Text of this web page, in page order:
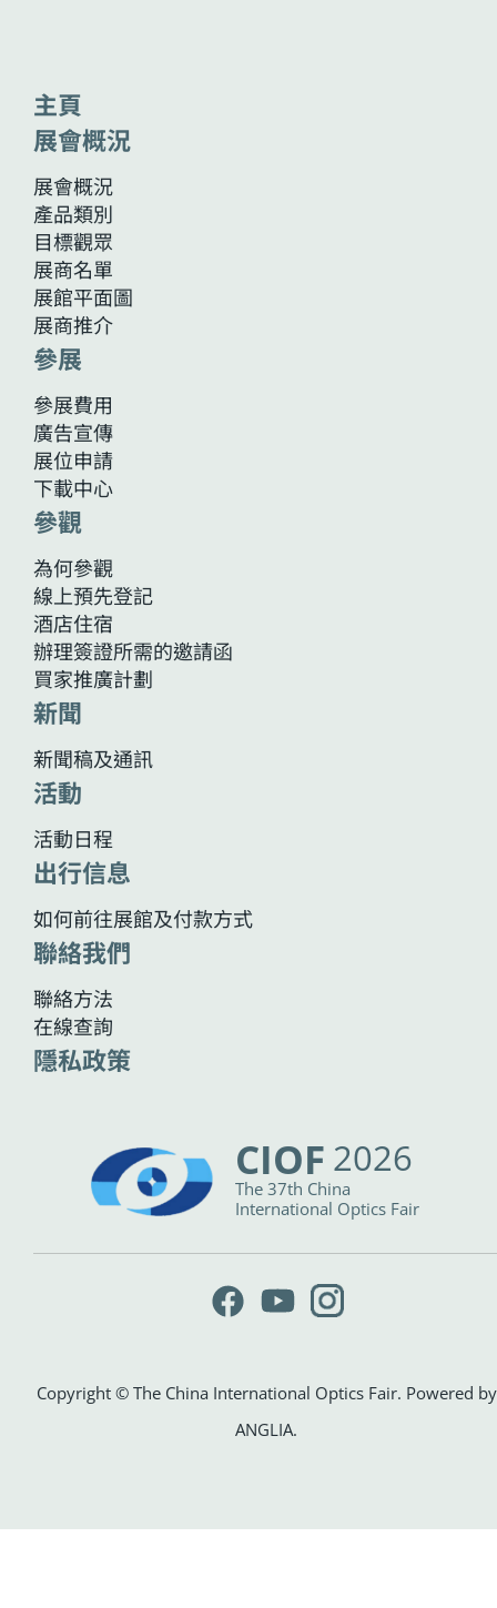
主頁
展會概況
展會概況
產品類別
目標觀眾
展商名單
展館平面圖
展商推介
參展
參展費用
廣告宣傳
展位申請
下載中心
參觀
為何參觀
線上預先登記
酒店住宿
辦理簽證所需的邀請函
買家推廣計劃
新聞
新聞稿及通訊
活動
活動日程
出行信息
如何前往展館及付款方式
聯絡我們
聯絡方法
在線查詢
隱私政策
CIOF 2026
The 37th China
International Optics Fair
Copyright © The China International Optics Fair. Powered by
ANGLIA.